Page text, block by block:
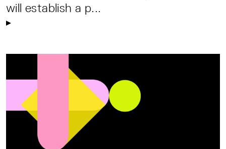
will establish a p...